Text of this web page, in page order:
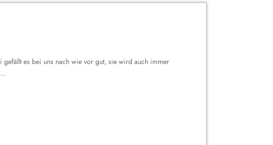
gefällt es bei uns nach wie vor gut, sie wird auch immer